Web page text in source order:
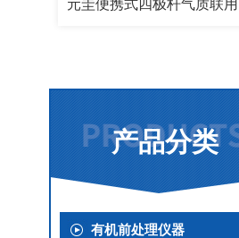
产品分类
有机前处理仪器